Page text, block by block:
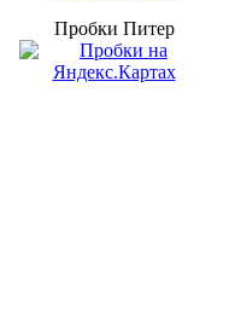
Пробки Питер